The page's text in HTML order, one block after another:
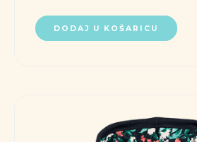
DODAJ U KOŠARICU